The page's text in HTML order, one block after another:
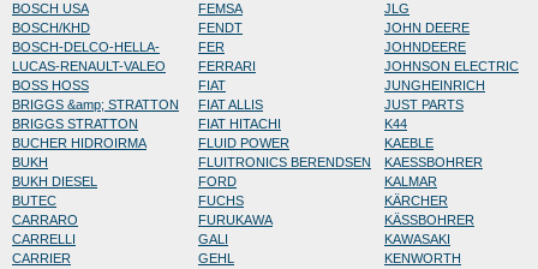
BOSCH USA
BOSCH/KHD
BOSCH-DELCO-HELLA-
LUCAS-RENAULT-VALEO
BOSS HOSS
BRIGGS &amp; STRATTON
BRIGGS STRATTON
BUCHER HIDROIRMA
BUKH
BUKH DIESEL
BUTEC
CARRARO
CARRELLI
CARRIER
FEMSA
FENDT
FER
FERRARI
FIAT
FIAT ALLIS
FIAT HITACHI
FLUID POWER
FLUITRONICS BERENDSEN
FORD
FUCHS
FURUKAWA
GALI
GEHL
JLG
JOHN DEERE
JOHNDEERE
JOHNSON ELECTRIC
JUNGHEINRICH
JUST PARTS
K44
KAEBLE
KAESSBOHRER
KALMAR
KÄRCHER
KÄSSBOHRER
KAWASAKI
KENWORTH